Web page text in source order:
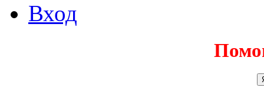
Вход